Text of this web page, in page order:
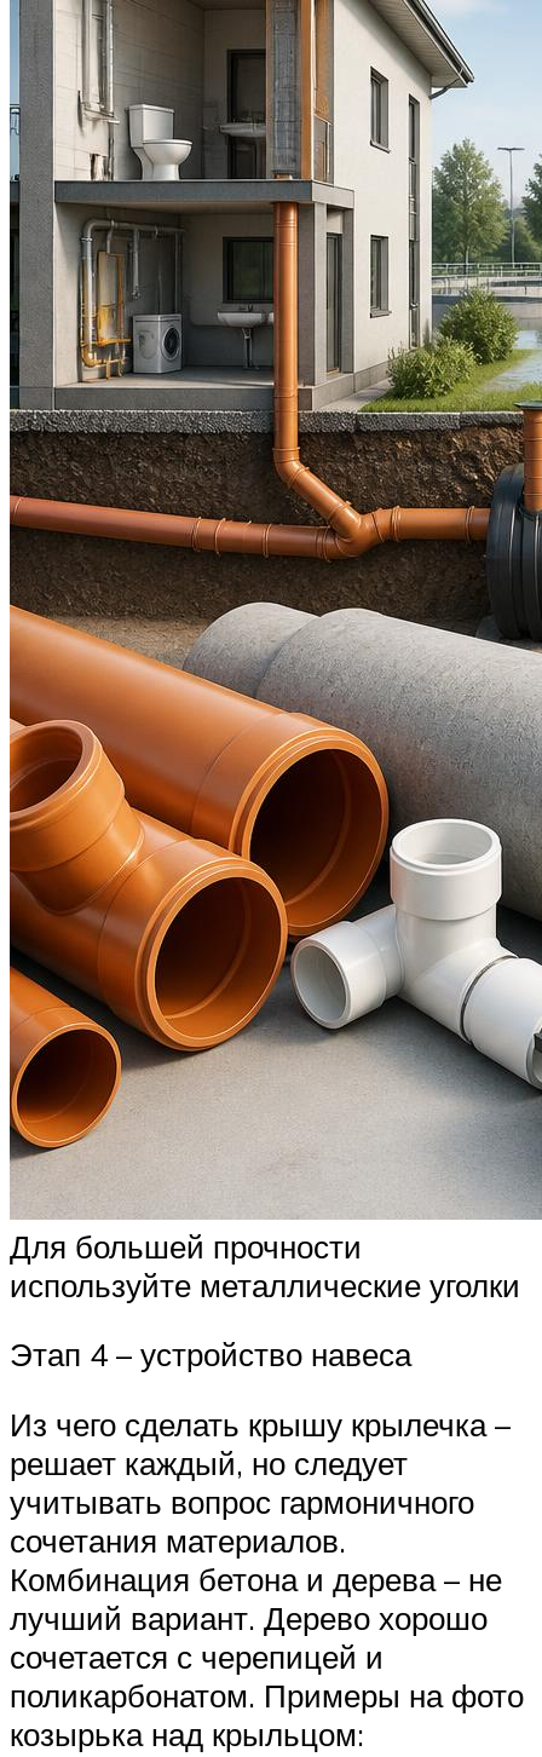
Для большей прочности
используйте металлические уголки
Этап 4 – устройство навеса
Из чего сделать крышу крылечка –
решает каждый, но следует
учитывать вопрос гармоничного
сочетания материалов.
Комбинация бетона и дерева – не
лучший вариант. Дерево хорошо
сочетается с черепицей и
поликарбонатом. Примеры на фото
козырька над крыльцом: